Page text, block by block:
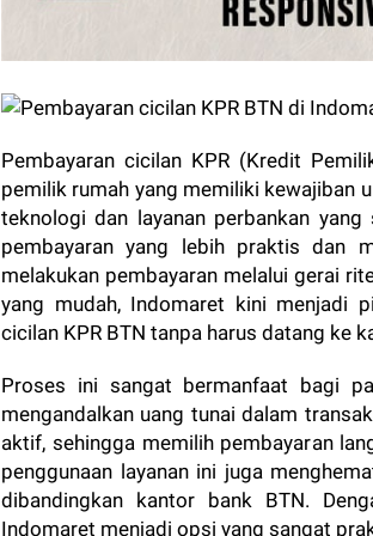
Pembayaran cicilan KPR (Kredit
pemilik rumah yang memiliki kewajiban
teknologi dan layanan perbankan
pembayaran yang lebih praktis dan
melakukan pembayaran melalui gerai
yang mudah, Indomaret kini menjadi
cicilan KPR BTN tanpa harus datang ke
Proses ini sangat bermanfaat bagi
mengandalkan uang tunai dalam
aktif, sehingga memilih pembayaran
penggunaan layanan ini juga
dibandingkan kantor bank BTN.
Indomaret menjadi opsi yang sangat